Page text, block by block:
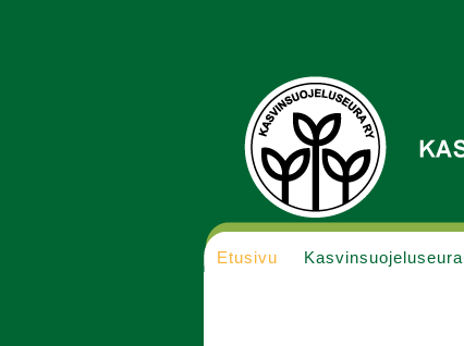
Etusivu Kasvinsuojeluseura